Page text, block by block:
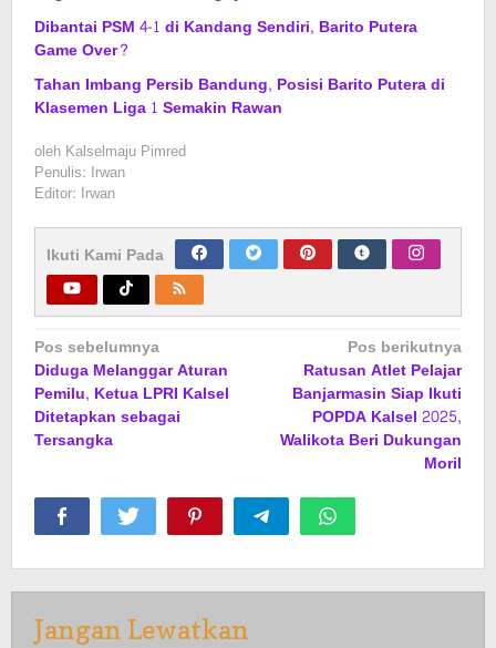
Dibantai PSM 4-1 di Kandang Sendiri, Barito Putera
Game Over?
Tahan Imbang Persib Bandung, Posisi Barito Putera di
Klasemen Liga 1 Semakin Rawan
oleh Kalselmaju Pimred
Penulis: Irwan
Editor: Irwan
Ikuti Kami Pada
Navigasi
pos
Pos sebelumnya
Diduga Melanggar Aturan
Pemilu, Ketua LPRI Kalsel
Ditetapkan sebagai
Tersangka
Pos berikutnya
Ratusan Atlet Pelajar
Banjarmasin Siap Ikuti
POPDA Kalsel 2025,
Walikota Beri Dukungan
Moril
Jangan Lewatkan